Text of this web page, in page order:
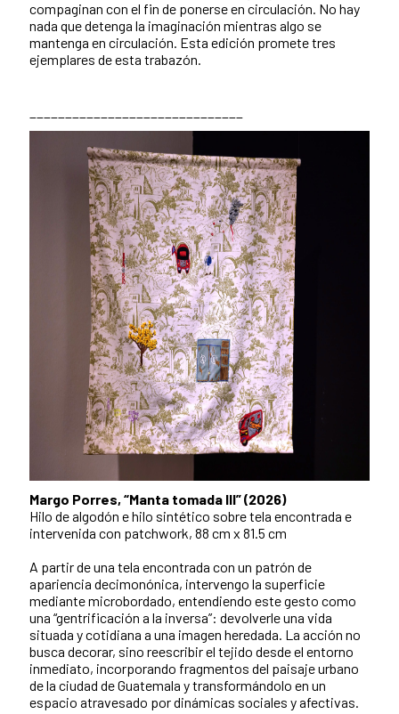
compaginan con el fin de ponerse en circulación. No hay
nada que detenga la imaginación mientras algo se
mantenga en circulación. Esta edición promete tres
ejemplares de esta trabazón.
Margo Porres, “Manta tomada III” (2026)
Hilo de algodón e hilo sintético sobre tela encontrada e
intervenida con patchwork, 88 cm x 81.5 cm
A partir de una tela encontrada con un patrón de
apariencia decimonónica, intervengo la superficie
mediante microbordado, entendiendo este gesto como
una “gentrificación a la inversa”: devolverle una vida
situada y cotidiana a una imagen heredada. La acción no
busca decorar, sino reescribir el tejido desde el entorno
inmediato, incorporando fragmentos del paisaje urbano
de la ciudad de Guatemala y transformándolo en un
espacio atravesado por dinámicas sociales y afectivas.